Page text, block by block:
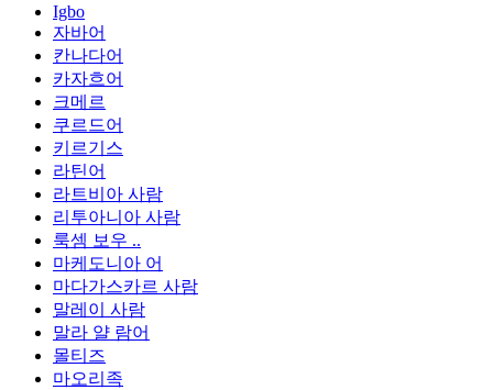
Igbo
자바어
칸나다어
카자흐어
크메르
쿠르드어
키르기스
라틴어
라트비아 사람
리투아니아 사람
룩셈 보우 ..
마케도니아 어
마다가스카르 사람
말레이 사람
말라 얄 람어
몰티즈
마오리족